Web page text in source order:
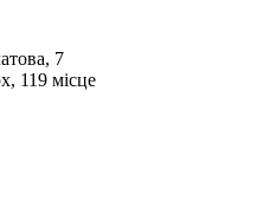
7
119 місце